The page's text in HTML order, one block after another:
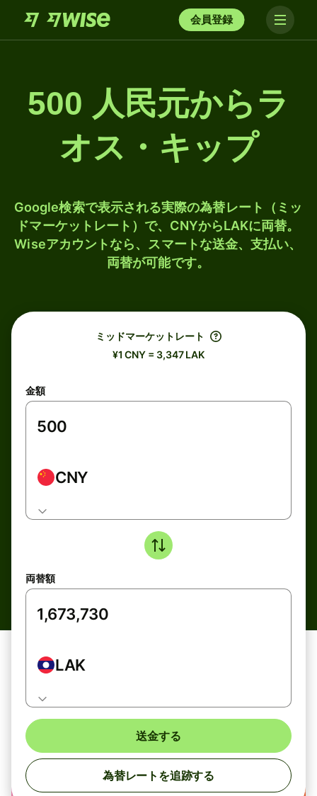
会員登録
500 人民元からラ
オス・キップ
Google検索で表示される実際の為替レート（ミッ
ドマーケットレート）で、CNYからLAKに両替。
Wiseアカウントなら、スマートな送金、支払い、
両替が可能です。
ミッドマーケットレート
¥1 CNY = 3,347 LAK
金額
CNY
両替額
LAK
送金する
為替レートを追跡する